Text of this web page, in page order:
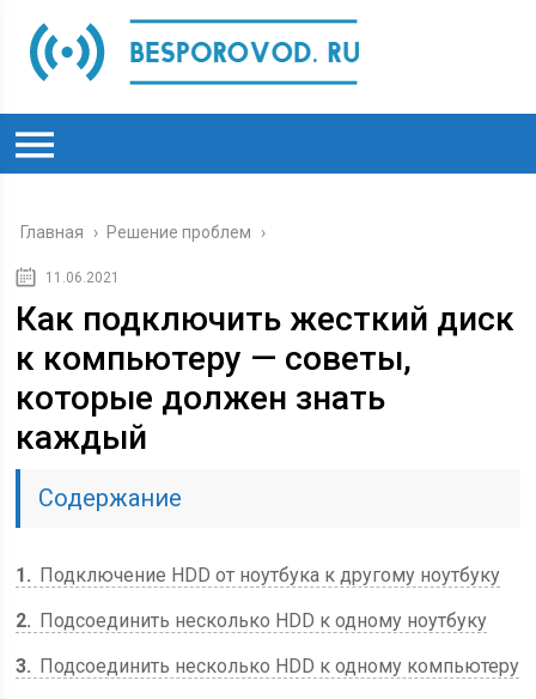
Главная › Решение проблем ›
11.06.2021
Как подключить жесткий диск
к компьютеру — советы,
которые должен знать
каждый
Содержание
1
Подключение HDD от ноутбука к другому ноутбуку
2
Подсоединить несколько HDD к одному ноутбуку
3
Подсоединить несколько HDD к одному компьютеру